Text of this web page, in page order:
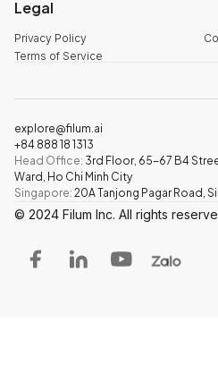
Legal
Privacy Policy
Terms of Service
explore@filum.ai
+84 888 18 1313
Head Office: 3rd Floor, 65-67 B4
Ward, Ho Chi Minh City
Singapore: 20A Tanjong Pagar Road,
© 2024 Filum Inc. All rights